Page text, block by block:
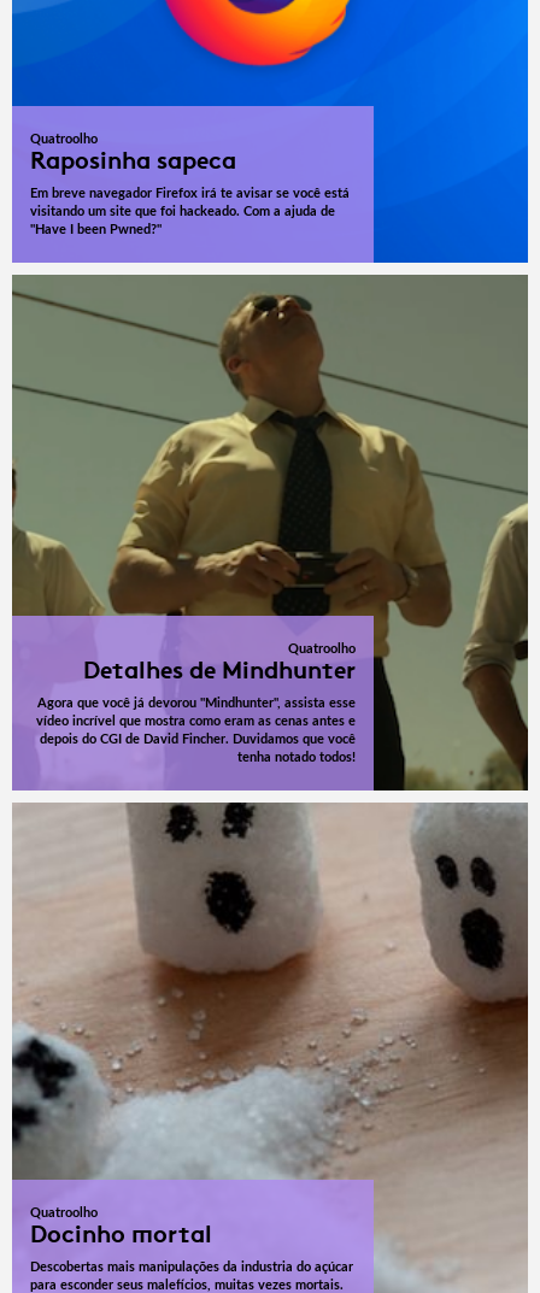
Quatroolho
Raposinha sapeca
Em breve navegador Firefox irá te avisar se você está
visitando um site que foi hackeado. Com a ajuda de
"Have I been Pwned?"
Quatroolho
Detalhes de Mindhunter
Agora que você já devorou "Mindhunter", assista esse
vídeo incrível que mostra como eram as cenas antes e
depois do CGI de David Fincher. Duvidamos que você
tenha notado todos!
Quatroolho
Docinho mortal
Descobertas mais manipulações da industria do açúcar
para esconder seus malefícios, muitas vezes mortais.